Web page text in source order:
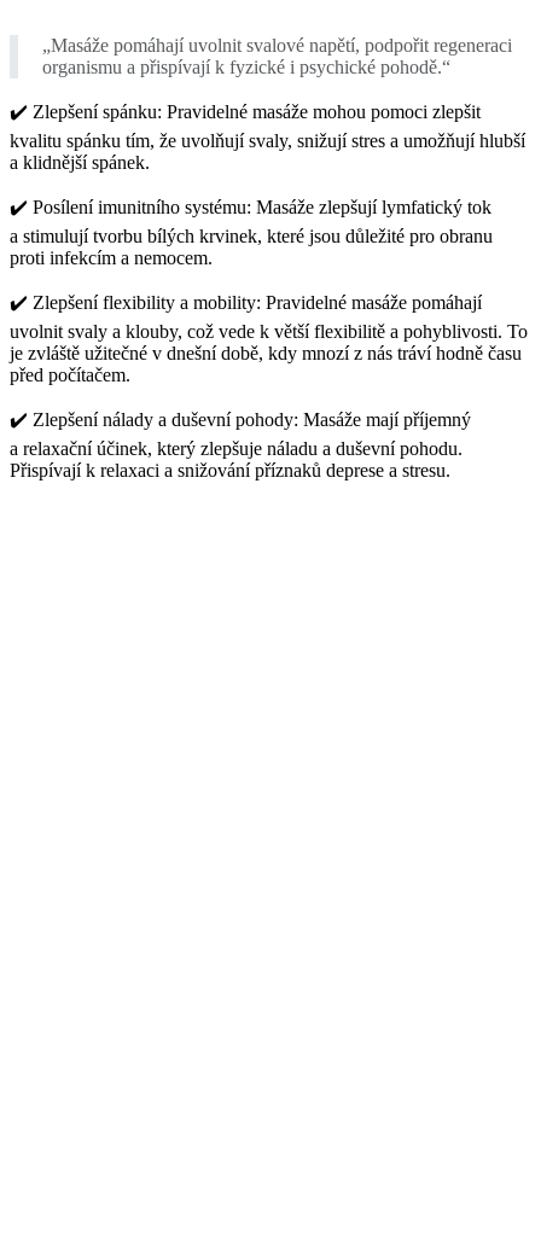
„Masáže pomáhají uvolnit svalové napětí, podpořit regeneraci
organismu a přispívají k fyzické i psychické pohodě.“
✔️ Zlepšení spánku: Pravidelné masáže mohou pomoci zlepšit
kvalitu spánku tím, že uvolňují svaly, snižují stres a umožňují hlubší
a klidnější spánek.
✔️ Posílení imunitního systému: Masáže zlepšují lymfatický tok
a stimulují tvorbu bílých krvinek, které jsou důležité pro obranu
proti infekcím a nemocem.
✔️ Zlepšení flexibility a mobility: Pravidelné masáže pomáhají
uvolnit svaly a klouby, což vede k větší flexibilitě a pohyblivosti. To
je zvláště užitečné v dnešní době, kdy mnozí z nás tráví hodně času
před počítačem.
✔️ Zlepšení nálady a duševní pohody: Masáže mají příjemný
a relaxační účinek, který zlepšuje náladu a duševní pohodu.
Přispívají k relaxaci a snižování příznaků deprese a stresu.